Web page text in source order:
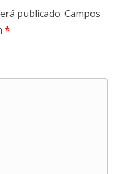
publicado. Campos
*